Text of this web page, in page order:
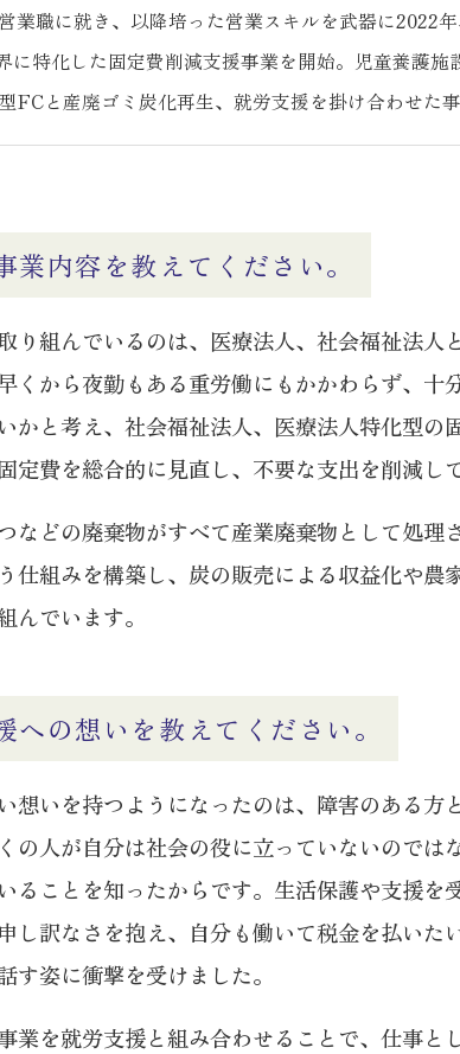
業職に就き、以降培った営業スキルを武器に2022
に特化した固定費削減支援事業を開始。児童養護
FCと産廃ゴミ炭化再生、就労支援を掛け合わせた
業内容を教えてください。
り組んでいるのは、医療法人、社会福祉法
くから夜勤もある重労働にもかかわらず、
かと考え、社会福祉法人、医療法人特化型
定費を総合的に見直し、不要な支出を削減し
などの廃棄物がすべて産業廃棄物として処
仕組みを構築し、炭の販売による収益化や
んでいます。
への想いを教えてください。
想いを持つようになったのは、障害のある方
の人が自分は社会の役に立っていないのでは
ることを知ったからです。生活保護や支援を
し訳なさを抱え、自分も働いて税金を払いた
す姿に衝撃を受けました。
業を就労支援と組み合わせることで、仕事と